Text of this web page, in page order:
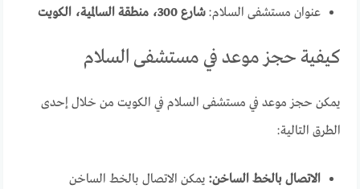
عنوان مستشفى السلام:شارع 300، منطقة السالمية، الكويت
كيفية حجز موعد في مستشفى السلام
يمكن حجز موعد في مستشفى السلام في الكويت من خلال إحدى
الطرق التالية:
الاتصال بالخط الساخن: يمكن الاتصال بالخط الساخن